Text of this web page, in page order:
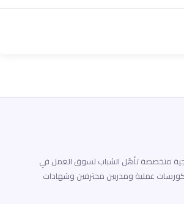
متخصصة تأهّل الشباب لسوق العمل في
كورسات عملية ومدربين محترفين وشهادات